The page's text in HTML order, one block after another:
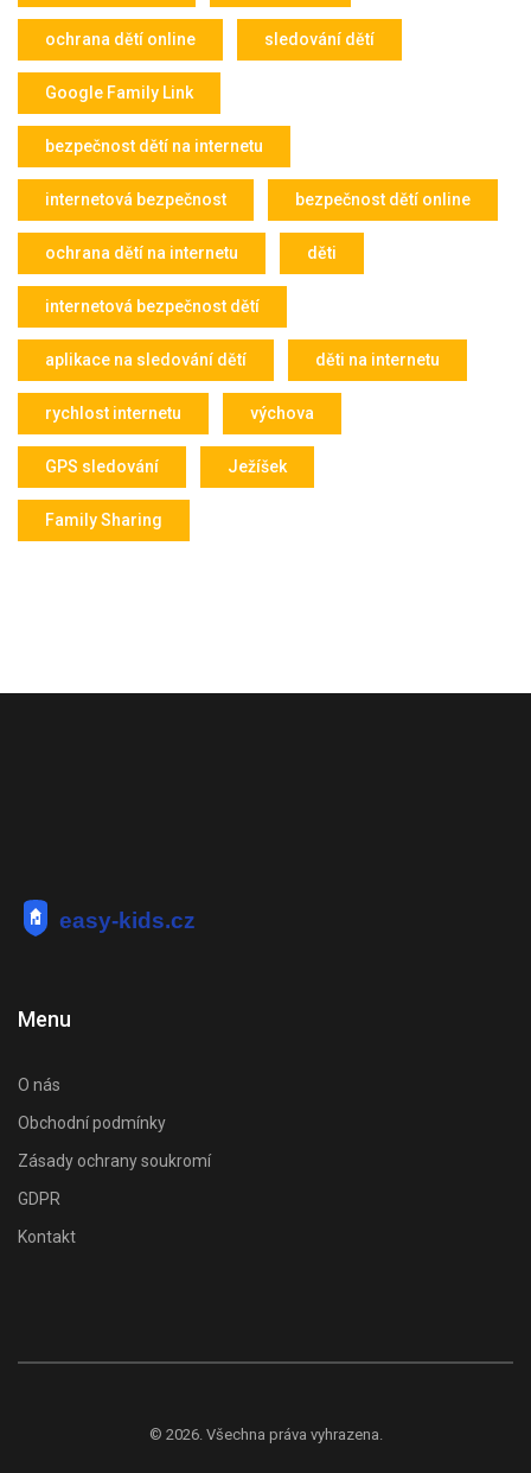
ochrana dětí online sledování dětí
Google Family Link
bezpečnost dětí na internetu
internetová bezpečnost bezpečnost dětí online
ochrana dětí na internetu děti
internetová bezpečnost dětí
aplikace na sledování dětí děti na internetu
rychlost internetu výchova
GPS sledování Ježíšek
Family Sharing
Menu
O nás
Obchodní podmínky
Zásady ochrany soukromí
GDPR
Kontakt
© 2026. Všechna práva vyhrazena.